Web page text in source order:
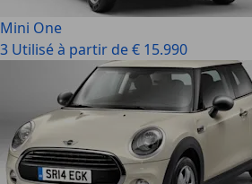
Mini One
3 Utilisé à partir de € 15.990